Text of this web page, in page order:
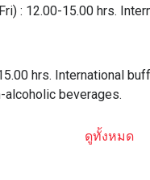
: 12.00-15.00 hrs.
hrs. International
alcoholic beverages.
ดูทั้งหมด